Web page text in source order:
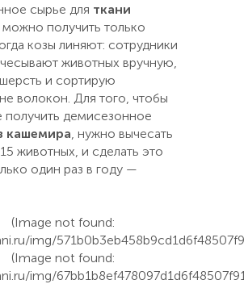
сырье для ткани
можно получить только
козы линяют: сотрудники
животных вручную,
и сортирую
волокон. Для того, чтобы
получить демисезонное
кашемира , нужно вычесать
животных, и сделать это
один раз в году —
(Image not found:
img/
(Image not found:
img/